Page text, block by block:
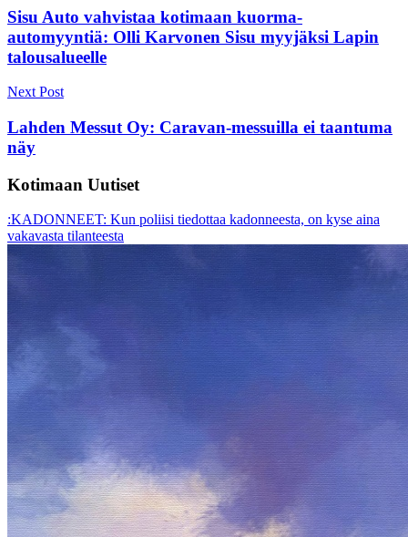
navigation
Sisu Auto vahvistaa kotimaan kuorma-
automyyntiä: Olli Karvonen Sisu myyjäksi Lapin
talousalueelle
Next Post
Lahden Messut Oy: Caravan-messuilla ei taantuma
näy
Kotimaan Uutiset
:KADONNEET: Kun poliisi tiedottaa kadonneesta, on kyse aina
vakavasta tilanteesta